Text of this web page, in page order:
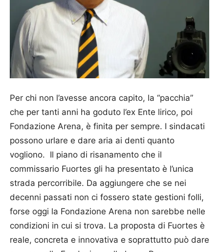
Per chi non l’avesse ancora capito, la “pacchia”
che per tanti anni ha goduto l’ex Ente lirico, poi
Fondazione Arena, è finita per sempre. I sindacati
possono urlare e dare aria ai denti quanto
vogliono. Il piano di risanamento che il
commissario Fuortes gli ha presentato è l’unica
strada percorribile. Da aggiungere che se nei
decenni passati non ci fossero state gestioni folli,
forse oggi la Fondazio­ne Arena non sarebbe nelle
condizioni in cui si trova. La proposta di Fuortes è
reale, concreta e innovativa e soprattutto può dare